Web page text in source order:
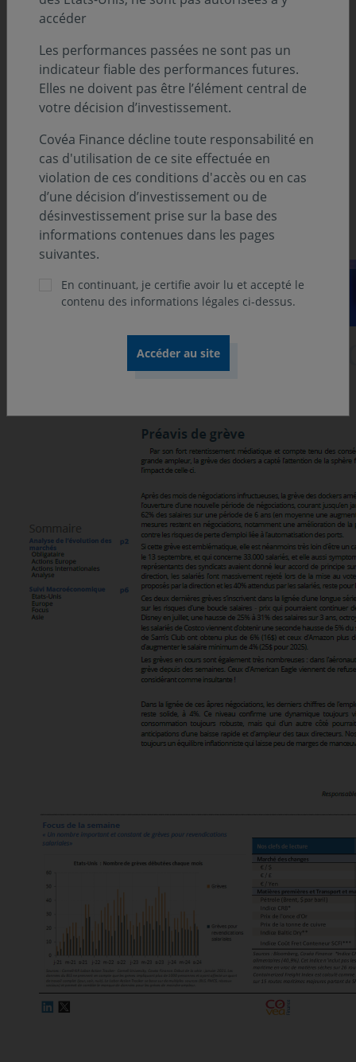
Le regard de l'Analyste par Victor LABATE
Analyse Suivi Macroéconomique :
Europe par Éloïse GIRARD-DESBOIS
Asie par Louis MARTIN
Découvrez notre suivi des marchés
accéder
Les performances passées ne sont pas un
indicateur fiable des performances futures.
Elles ne doivent pas être l’élément central de
votre décision d’investissement.
Covéa Finance décline toute responsabilité en
cas d'utilisation de ce site effectuée en
violation de ces conditions d'accès ou en cas
d’une décision d’investissement ou de
désinvestissement prise sur la base des
informations contenues dans les pages
suivantes.
En continuant, je certifie avoir lu et accepté le
contenu des informations légales ci-dessus.